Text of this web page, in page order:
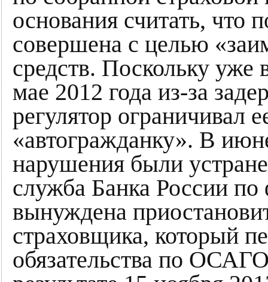
основания считать, что
совершена с целью
средств. Поскольку уже
мае 2012 года из-за
регулятор ограничивал
«автогражданку». В
нарушения были
служба Банка России
вынуждена
страховщика, который
обязательства по